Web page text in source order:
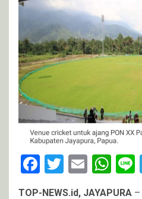
Facebook
Twitter
Email
TOP-NEWS.id, JAYAPURA –